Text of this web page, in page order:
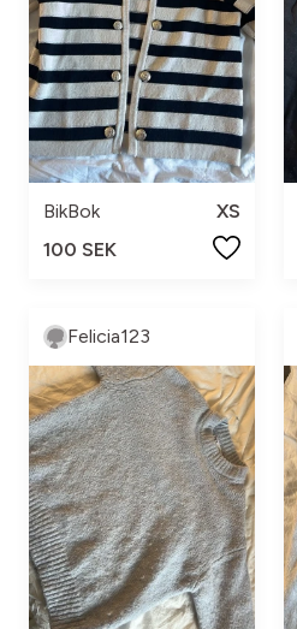
BikBok
XS
100 SEK
Felicia123